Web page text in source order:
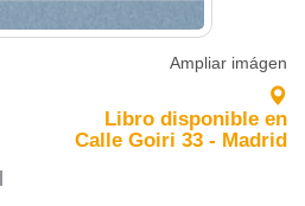
Ampliar imágen
Libro disponible en
Calle Goiri 33 - Madrid